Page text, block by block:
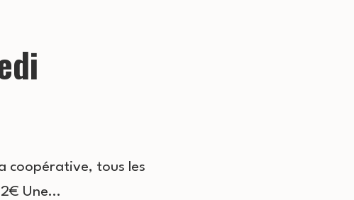
coopérative, tous les
Une…